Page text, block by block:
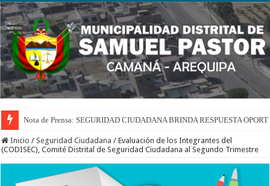
Nota de Prensa: SEGURIDAD CIUDADANA BRINDA RESPUESTA
Inicio / Seguridad Ciudadana / Evaluación de los Integrantes del
(CODISEC), Comité Distrital de Seguridad Ciudadana al Segundo Trimestre